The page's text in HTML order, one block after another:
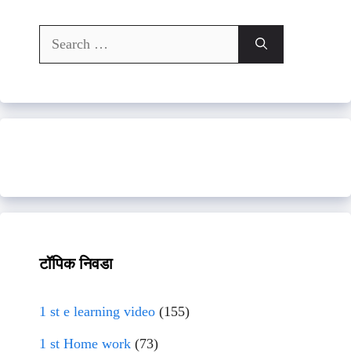
Search
for:
टॉपिक निवडा
1 st e learning video (155)
1 st Home work (73)